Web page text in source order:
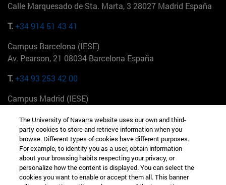
Calle Marquesado de Sta. Marta, 3 28027 Madrid España
T.+34 914 51 43 41
Campus Barcelona (IESE)
Av. Pearson, 21 08034 Barcelona España
T.+34 93 253 42 00
Campus Madrid (IESE)
+34 912 11 30 00
Campus Nueva York (IESE)
165 W 57th St 10019-2201 Nueva York EE.UU
+1 646 346 8850
The University of Navarra website uses our own and third-
party cookies to store and retrieve information when you
browse. Different types of cookies have different purposes.
For example, to identify you as a user, obtain information
about your browsing habits respecting your privacy, or
personalize how the content is displayed. You can select the
cookies you want to enable or accept them all. This banner